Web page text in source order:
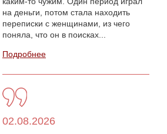
на деньги, потом стала находить
переписки с женщинами, из чего
поняла, что он в поисках...
Подробнее
02.08.2026